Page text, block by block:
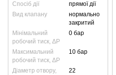
Спосіб дії
прямої дії
Вид клапану
нормально
закритий
Мінімальний
робочий тиск, ΔP
0 бар
Максимальний
робочий тиск, ΔP
10 бар
Діаметр отвору,
22